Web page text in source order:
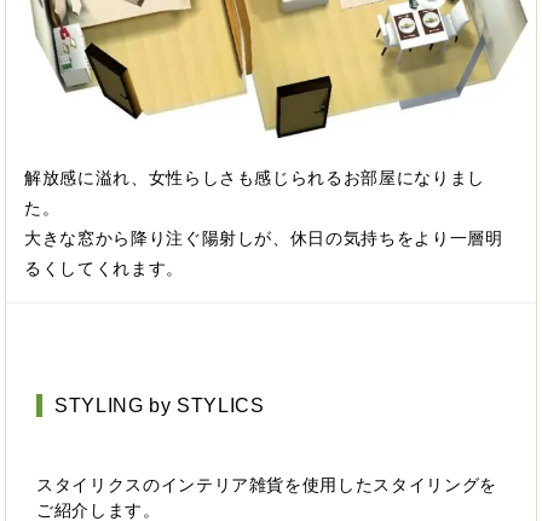
解放感に溢れ、女性らしさも感じられるお部屋になりまし
た。
大きな窓から降り注ぐ陽射しが、休日の気持ちをより一層明
るくしてくれます。
STYLING by STYLICS
スタイリクスのインテリア雑貨を使用したスタイリングを
ご紹介します。